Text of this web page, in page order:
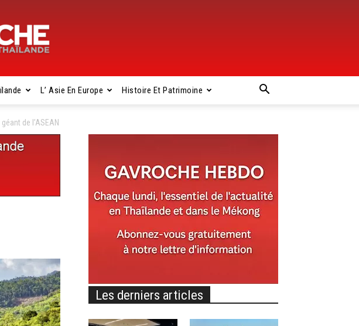
L’ Asie En Europe Histoire Et Patrimoine
de l’ASEAN
Les derniers articles